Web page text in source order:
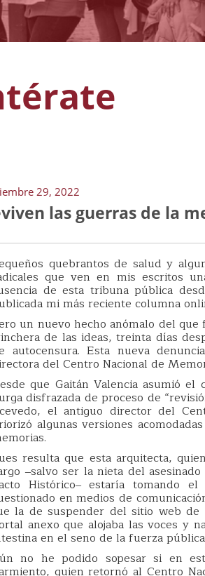
29, 2022
las guerras de la
quebrantos de salud y
que ven en mis escritos
de esta tribuna pública
mi más reciente columna
un nuevo hecho anómalo del
de las ideas, treinta días
autocensura. Esta nueva
del Centro Nacional de
que Gaitán Valencia asumió
disfrazada de proceso de
el antiguo director del
algunas versiones
resulta que esta arquitecta,
‒salvo ser la nieta del
Histórico‒ estaría tomando
en medios de
la de suspender del sitio web de
anexo que alojaba las voces y
en el seno de la fuerza
no he podido sopesar si en
quien retornó al Centro